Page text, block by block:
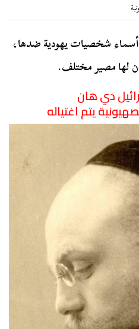
أسماء شخصيات يهودية ضدها،
لها مصير مختلف.
دي هان
يتم اغتياله